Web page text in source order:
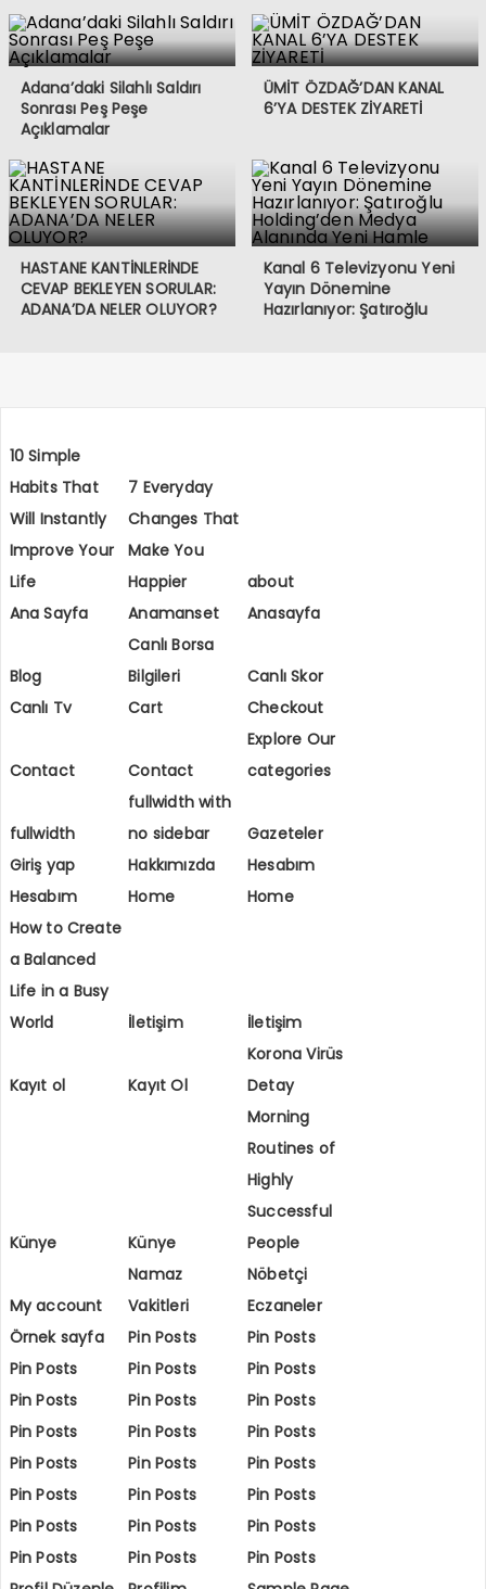
Adana’daki Silahlı Saldırı
Sonrası Peş Peşe
Açıklamalar
ÜMİT ÖZDAĞ’DAN KANAL
6’YA DESTEK ZİYARETİ
HASTANE KANTİNLERİNDE
CEVAP BEKLEYEN SORULAR:
ADANA’DA NELER OLUYOR?
Kanal 6 Televizyonu Yeni
Yayın Dönemine
Hazırlanıyor: Şatıroğlu
10 Simple
Habits That
Will Instantly
Improve Your
Life
7 Everyday
Changes That
Make You
Happier
about
Ana Sayfa
Anamanset Anasayfa
Blog
Canlı Borsa
Bilgileri
Canlı Skor
Canlı Tv
Cart Checkout
Contact Contact
Explore Our
categories
fullwidth
fullwidth with
no sidebar
Gazeteler
Giriş yap
Hakkımızda
Hesabım
Hesabım
Home
Home
How to Create
a Balanced
Life in a Busy
World
İletişim İletişim
Kayıt ol Kayıt Ol
Korona Virüs
Detay
Künye Künye
Morning
Routines of
Highly
Successful
People
My account
Namaz
Vakitleri
Nöbetçi
Eczaneler
Örnek sayfa
Pin Posts
Pin Posts
Pin Posts
Pin Posts
Pin Posts
Pin Posts
Pin Posts
Pin Posts
Pin Posts
Pin Posts
Pin Posts
Pin Posts
Pin Posts
Pin Posts
Pin Posts
Pin Posts
Pin Posts
Pin Posts
Pin Posts
Pin Posts
Pin Posts
Pin Posts
Pin Posts